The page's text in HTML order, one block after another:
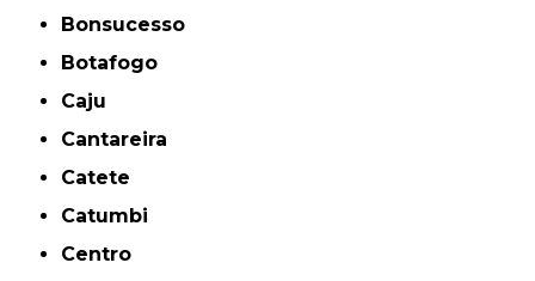
Bonsucesso
Botafogo
Caju
Cantareira
Catete
Catumbi
Centro